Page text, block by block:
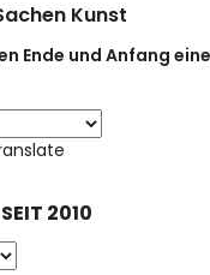
Kunst
Ende und Anfang
2010